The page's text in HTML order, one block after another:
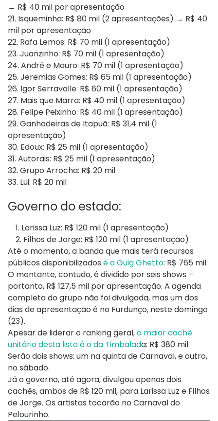
→ R$ 40 mil por apresentação
21. Isqueminha: R$ 80 mil (2 apresentações) → R$ 40
mil por apresentação
22. Rafa Lemos: R$ 70 mil (1 apresentação)
23. Juanzinho: R$ 70 mil (1 apresentação)
24. André e Mauro: R$ 70 mil (1 apresentação)
25. Jeremias Gomes: R$ 65 mil (1 apresentação)
26. Igor Serravalle: R$ 60 mil (1 apresentação)
27. Mais que Marra: R$ 40 mil (1 apresentação)
28. Felipe Peixinho: R$ 40 mil (1 apresentação)
29. Ganhadeiras de Itapuã: R$ 31,4 mil (1
apresentação)
30. Edoux: R$ 25 mil (1 apresentação)
31. Autorais: R$ 25 mil (1 apresentação)
32. Grupo Arrocha: R$ 20 mil
33. Lui: R$ 20 mil
Governo do estado:
1. Larissa Luz: R$ 120 mil (1 apresentação)
2. Filhos de Jorge: R$ 120 mil (1 apresentação)
Até o momento, a banda que mais terá recursos
públicos disponibilizados é a Guig Ghetto: R$ 765 mil.
O montante, contudo, é dividido por seis shows –
portanto, R$ 127,5 mil por apresentação. A agenda
completa do grupo não foi divulgada, mas um dos
dias de apresentação é no Furdunço, neste domingo
(23).
Apesar de liderar o ranking geral,o maior cachê
unitário desta lista é o da Timbalada: R$ 380 mil.
Serão dois shows: um na quinta de Carnaval, e outro,
no sábado.
Já o governo, até agora, divulgou apenas dois
cachês, ambos de R$ 120 mil, para Larissa Luz e Filhos
de Jorge. Os artistas tocarão no Carnaval do
Pelourinho.